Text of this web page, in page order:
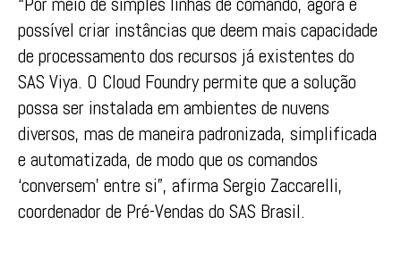
possível criar instâncias que deem mais capacidade
de processamento dos recursos já existentes do
SAS Viya. O Cloud Foundry permite que a solução
possa ser instalada em ambientes de nuvens
diversos, mas de maneira padronizada, simplificada
e automatizada, de modo que os comandos
‘conversem’ entre si”, afirma Sergio Zaccarelli,
coordenador de Pré-Vendas do SAS Brasil.